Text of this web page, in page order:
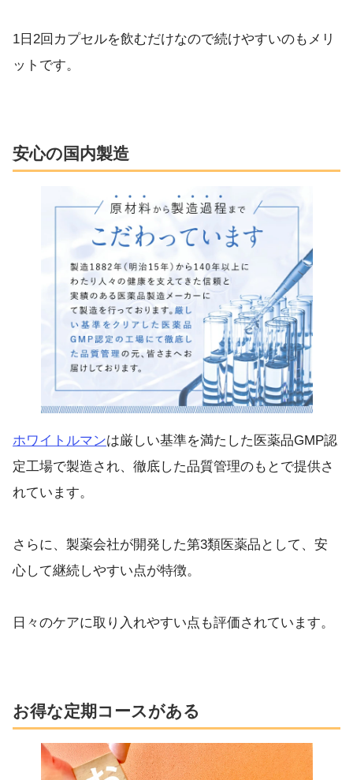
1日2回カプセルを飲むだけなので続けやすいのもメリ
ットです。
安心の国内製造
ホワイトルマンは厳しい基準を満たした医薬品GMP認
定工場で製造され、徹底した品質管理のもとで提供さ
れています。
さらに、製薬会社が開発した第3類医薬品として、安
心して継続しやすい点が特徴。
日々のケアに取り入れやすい点も評価されています。
お得な定期コースがある